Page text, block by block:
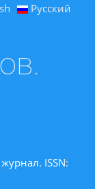
Русский
ISSN: